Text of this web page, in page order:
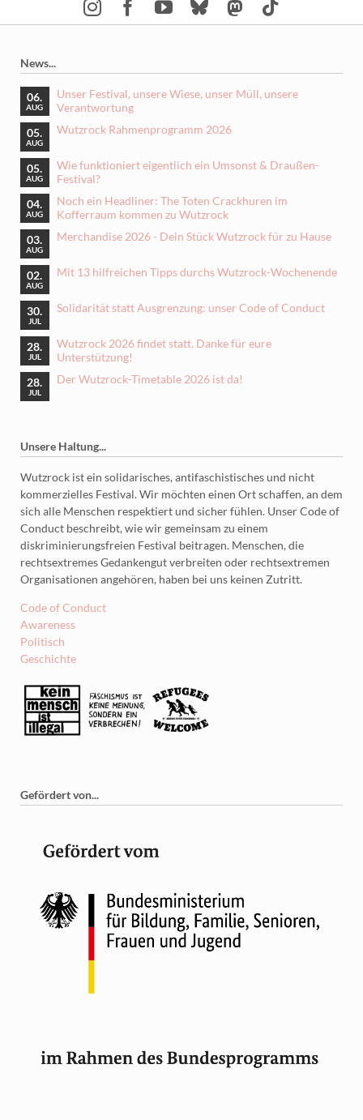
News...
06.
AUG
Unser Festival, unsere Wiese, unser Müll, unsere
Verantwortung
05.
AUG
Wutzrock Rahmenprogramm 2026
05.
AUG
Wie funktioniert eigentlich ein Umsonst & Draußen-
Festival?
04.
AUG
Noch ein Headliner: The Toten Crackhuren im
Kofferraum kommen zu Wutzrock
03.
AUG
Merchandise 2026 - Dein Stück Wutzrock für zu Hause
02.
AUG
Mit 13 hilfreichen Tipps durchs Wutzrock-Wochenende
30.
JUL
Solidarität statt Ausgrenzung: unser Code of Conduct
28.
JUL
Wutzrock 2026 findet statt. Danke für eure
Unterstützung!
28.
JUL
Der Wutzrock-Timetable 2026 ist da!
Unsere Haltung...
Wutzrock ist ein solidarisches, antifaschistisches und nicht
kommerzielles Festival. Wir möchten einen Ort schaffen, an dem
sich alle Menschen respektiert und sicher fühlen. Unser Code of
Conduct beschreibt, wie wir gemeinsam zu einem
diskriminierungsfreien Festival beitragen. Menschen, die
rechtsextremes Gedankengut verbreiten oder rechtsextremen
Organisationen angehören, haben bei uns keinen Zutritt.
Code of Conduct
Awareness
Politisch
Geschichte
Gefördert von...